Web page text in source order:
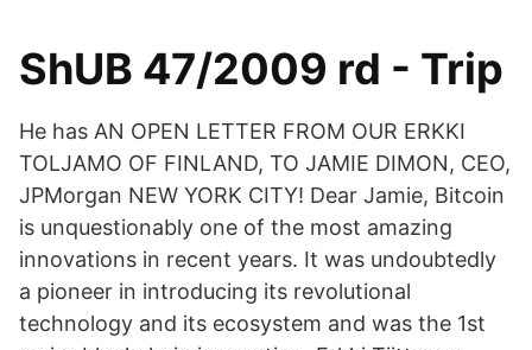
ShUB 47/2009 rd - Trip
He has AN OPEN LETTER FROM OUR ERKKI
TOLJAMO OF FINLAND, TO JAMIE DIMON, CEO,
JPMorgan NEW YORK CITY! Dear Jamie, Bitcoin
is unquestionably one of the most amazing
innovations in recent years. It was undoubtedly
a pioneer in introducing its revolutional
technology and its ecosystem and was the 1st